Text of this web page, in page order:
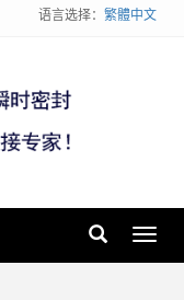
语言选择： 繁體中文